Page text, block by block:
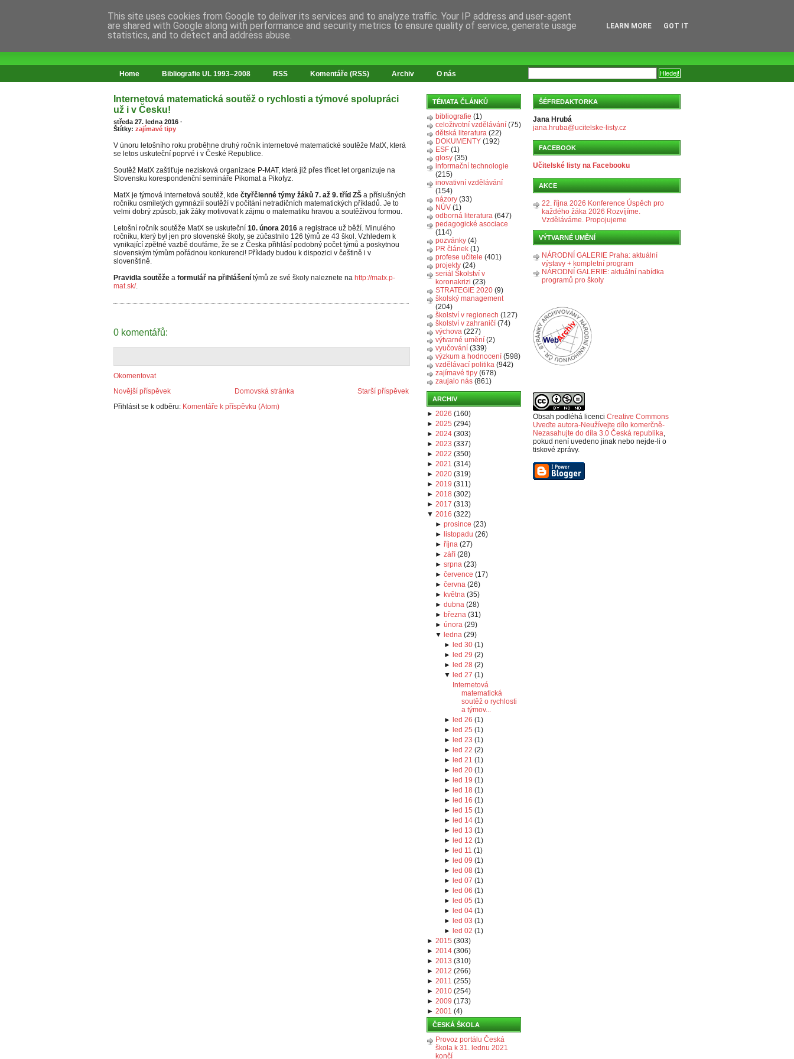
Home Bibliografie UL 1993–2008 RSS Komentáře (RSS) Archiv O nás
Internetová matematická soutěž o rychlosti a týmové spolupráci
už i v Česku!
středa 27. ledna 2016 ·
Štítky: zajímavé tipy
V únoru letošního roku proběhne druhý ročník internetové matematické soutěže MatX, která
se letos uskuteční poprvé i v České Republice.
Soutěž MatX zaštiťuje nezisková organizace P-MAT, která již přes třicet let organizuje na
Slovensku korespondenční semináře Pikomat a Pikofyz.
MatX je týmová internetová soutěž, kde čtyřčlenné týmy žáků 7. až 9. tříd ZŠ a příslušných
ročníku osmiletých gymnázií soutěží v počítání netradičních matematických příkladů. Je to
velmi dobrý způsob, jak žáky motivovat k zájmu o matematiku hravou a soutěživou formou.
Letošní ročník soutěže MatX se uskuteční 10. února 2016 a registrace už běží. Minulého
ročníku, který byl jen pro slovenské školy, se zúčastnilo 126 týmů ze 43 škol. Vzhledem k
vynikající zpětné vazbě doufáme, že se z Česka přihlásí podobný počet týmů a poskytnou
slovenským týmům pořádnou konkurenci! Příklady budou k dispozici v češtině i v
slovenštině.
Pravidla soutěže a formulář na přihlášení týmů ze své školy naleznete na http://matx.p-
mat.sk/.
0 komentářů:
Okomentovat
Novější příspěvek
Starší příspěvek
Domovská stránka
Přihlásit se k odběru: Komentáře k příspěvku (Atom)
TÉMATA ČLÁNKŮ
bibliografie (1)
celoživotní vzdělávání (75)
dětská literatura (22)
DOKUMENTY (192)
ESF (1)
glosy (35)
informační technologie
(215)
inovativní vzdělávání
(154)
názory (33)
NÚV (1)
odborná literatura (647)
pedagogické asociace
(114)
pozvánky (4)
PR článek (1)
profese učitele (401)
projekty (24)
seriál Školství v
koronakrizi (23)
STRATEGIE 2020 (9)
školský management
(204)
školství v regionech (127)
školství v zahraničí (74)
výchova (227)
výtvarné umění (2)
vyučování (339)
výzkum a hodnocení (598)
vzdělávací politika (942)
zajímavé tipy (678)
zaujalo nás (861)
ARCHIV
► 2026 (160)
► 2025 (294)
► 2024 (303)
► 2023 (337)
► 2022 (350)
► 2021 (314)
► 2020 (319)
► 2019 (311)
► 2018 (302)
► 2017 (313)
▼ 2016 (322)
►prosince (23)
► listopadu (26)
►října (27)
►září (28)
►srpna (23)
►července (17)
►června (26)
► května (35)
►dubna (28)
► března (31)
►února (29)
▼ ledna (29)
► led 30(1)
► led 29 (2)
► led 28 (2)
▼ led 27 (1)
Internetová
matematická
soutěž o rychlosti
a týmov...
► led 26 (1)
► led 25 (1)
► led 23 (1)
► led 22 (2)
► led 21 (1)
► led 20(1)
► led 19 (1)
► led 18 (1)
► led 16 (1)
► led 15 (1)
► led 14(1)
► led 13 (1)
► led 12 (1)
► led 11 (1)
► led 09 (1)
► led 08 (1)
► led 07 (1)
► led 06 (1)
► led 05 (1)
► led 04(1)
► led 03 (1)
► led 02 (1)
► 2015 (303)
► 2014 (306)
► 2013 (310)
► 2012 (266)
► 2011 (255)
► 2010 (254)
► 2009 (173)
► 2001 (4)
ČESKÁ ŠKOLA
Provoz portálu Česká
škola k 31. lednu 2021
končí
ŠÉFREDAKTORKA
Jana Hrubá
jana.hruba@ucitelske-listy.cz
FACEBOOK
Učitelské listy na Facebooku
AKCE
22. října 2026 Konference Úspěch pro
každého žáka 2026 Rozvíjíme.
Vzděláváme. Propojujeme
VÝTVARNÉ UMĚNÍ
NÁRODNÍ GALERIE Praha: aktuální
výstavy + kompletní program
NÁRODNÍ GALERIE: aktuální nabídka
programů pro školy
Obsah podléhá licenci Creative Commons
Uveďte autora-Neužívejte dílo komerčně-
Nezasahujte do díla 3.0 Česká republika,
pokud není uvedeno jinak nebo nejde-li o
tiskové zprávy.
This site uses cookies from Google to deliver its services and to analyze traffic. Your IP address and user-agent
are shared with Google along with performance and security metrics to ensure quality of service, generate usage
statistics, and to detect and address abuse.
LEARN MORE GOT IT